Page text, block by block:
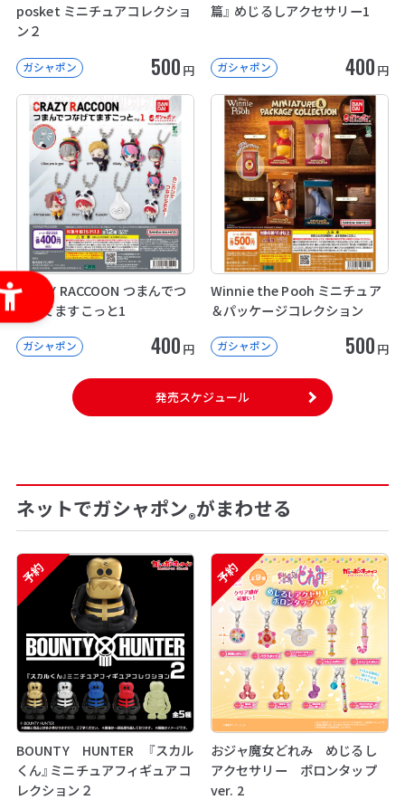
posket ミニチュアコレクショ
ン２
ガシャポン 500 円
篇』 めじるしアクセサリー1
ガシャポン 400 円
CRAZY RACCOON つまんでつ
なげてますこっと1
ガシャポン 400 円
Winnie the Pooh ミニチュア
＆パッケージコレクション
ガシャポン 500 円
発売スケジュール
ネットでガシャポン®がまわせる
予約
BOUNTY HUNTER 『スカル
くん』ミニチュアフィギュアコ
レクション２
予約
おジャ魔女どれみ めじるし
アクセサリー ポロンタップ
ver. 2